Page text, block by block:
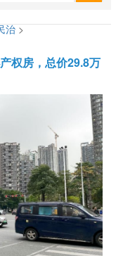
治>
权房，总价29.8万